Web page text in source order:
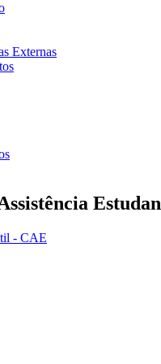
Externas
- CAE